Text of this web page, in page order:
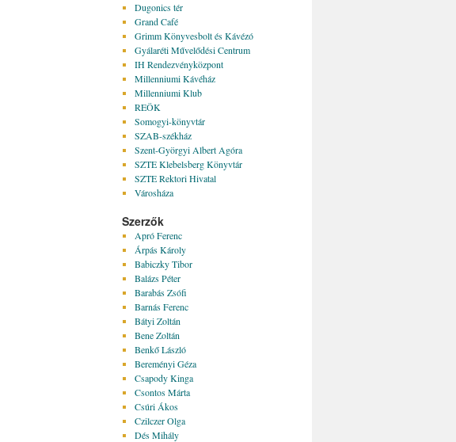
Dugonics tér
Grand Café
Grimm Könyvesbolt és Kávézó
Gyálaréti Művelődési Centrum
IH Rendezvényközpont
Millenniumi Kávéház
Millenniumi Klub
REÖK
Somogyi-könyvtár
SZAB-székház
Szent-Györgyi Albert Agóra
SZTE Klebelsberg Könyvtár
SZTE Rektori Hivatal
Városháza
Szerzők
Apró Ferenc
Árpás Károly
Babiczky Tibor
Balázs Péter
Barabás Zsófi
Barnás Ferenc
Bátyi Zoltán
Bene Zoltán
Benkő László
Bereményi Géza
Csapody Kinga
Csontos Márta
Csúri Ákos
Czilczer Olga
Dés Mihály